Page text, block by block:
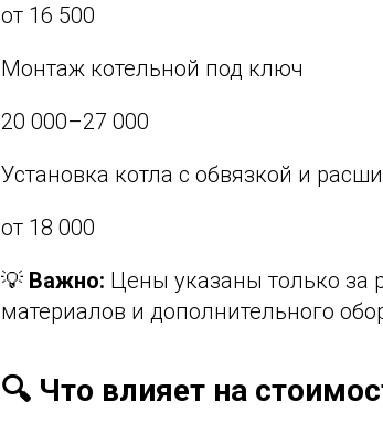
от 16 500
Монтаж котельной под ключ
20 000–27 000
Установка котла с обвязкой и
от 18 000
💡 Важно: Цены указаны только за
материалов и дополнительного
🔍 Что влияет на